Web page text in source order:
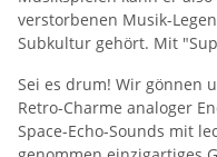
verstorbenen Musik-
Subkultur gehört. Mit
Sei es drum! Wir gönnen
Retro-Charme analoger
Space-Echo-Sounds mit